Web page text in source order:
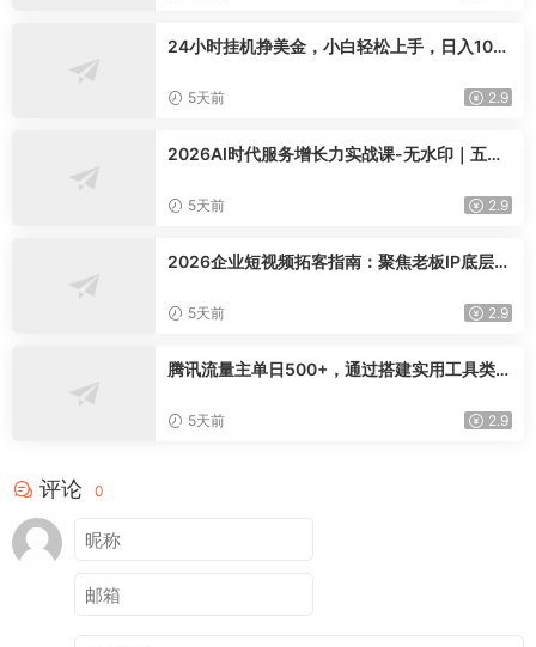
24小时挂机挣美金，小白轻松上手，日入100
5天前 2.9
2026AI时代服务增长力实战课-无水印｜五力
卷实现长效业绩增长
5天前 2.9
2026企业短视频拓客指南：聚焦老板IP底层逻
交完整获客链路
5天前 2.9
腾讯流量主单日500+，通过搭建实用工具类小
5天前 2.9
评论 0